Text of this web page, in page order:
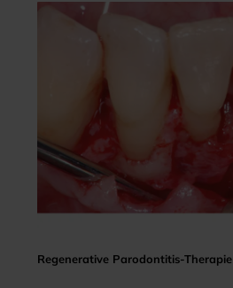
Regenerative Parodontitis-Therapie